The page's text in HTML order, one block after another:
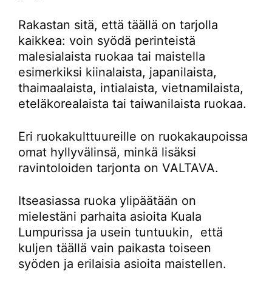
Rakastan sitä, että täällä on tarjolla
kaikkea: voin syödä perinteistä
malesialaista ruokaa tai maistella
esimerkiksi kiinalaista, japanilaista,
thaimaalaista, intialaista, vietnamilaista,
eteläkorealaista tai taiwanilaista ruokaa.
Eri ruokakulttuureille on ruokakaupoissa
omat hyllyvälinsä, minkä lisäksi
ravintoloiden tarjonta on VALTAVA.
Itseasiassa ruoka ylipäätään on
mielestäni parhaita asioita Kuala
Lumpurissa ja usein tuntuukin, että
kuljen täällä vain paikasta toiseen
syöden ja erilaisia asioita maistellen.